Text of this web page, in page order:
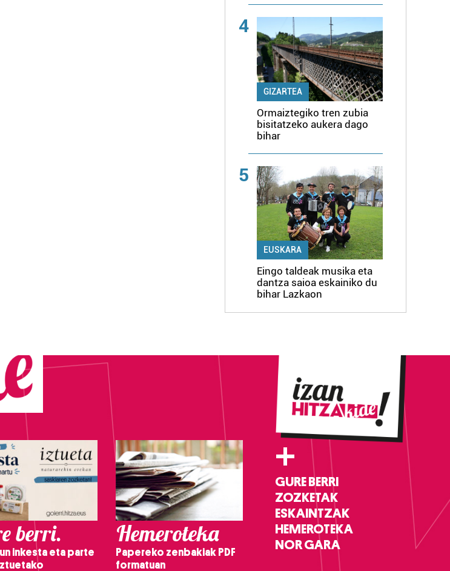
4
GIZARTEA
Ormaiztegiko tren zubia
bisitatzeko aukera dago
bihar
5
EUSKARA
Eingo taldeak musika eta
dantza saioa eskainiko du
bihar Lazkaon
berri.
inkesta eta parte
Hemeroteka
Papereko zenbakiak PDF
formatuan
+
GURE BERRI
ZOZKETAK
ESKAINTZAK
HEMEROTEKA
NOR GARA